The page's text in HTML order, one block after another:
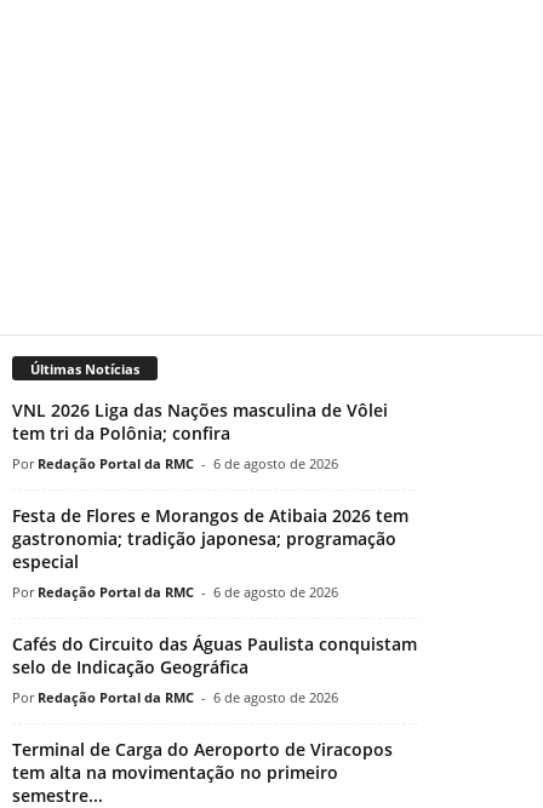
Últimas Notícias
VNL 2026 Liga das Nações masculina de Vôlei
tem tri da Polônia; confira
Redação Portal da RMC - 6 de agosto de 2026
Festa de Flores e Morangos de Atibaia 2026 tem
gastronomia; tradição japonesa; programação
especial
Redação Portal da RMC - 6 de agosto de 2026
Cafés do Circuito das Águas Paulista conquistam
selo de Indicação Geográfica
Redação Portal da RMC - 6 de agosto de 2026
Terminal de Carga do Aeroporto de Viracopos
tem alta na movimentação no primeiro
semestre...